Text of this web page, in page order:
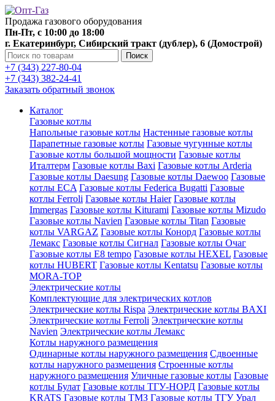
Продажа газового оборудования
Пн-Пт, с 10:00 до 18:00
г. Екатеринбург, Сибирский тракт (дублер), 6 (Домострой)
Поиск
+7 (343) 227-80-04
+7 (343) 382-24-41
Заказать обратный звонок
Каталог
Газовые котлы
Напольные газовые котлы Настенные газовые котлы
Парапетные газовые котлы Газовые чугунные котлы
Газовые котлы большой мощности Газовые котлы
Италтерм Газовые котлы Baxi Газовые котлы Arderia
Газовые котлы Daesung Газовые котлы Daewoo Газовые
котлы ECA Газовые котлы Federica Bugatti Газовые
котлы Ferroli Газовые котлы Haier Газовые котлы
Immergas Газовые котлы Kiturami Газовые котлы Mizudo
Газовые котлы Navien Газовые котлы Titan Газовые
котлы VARGAZ Газовые котлы Конорд Газовые котлы
Лемакс Газовые котлы Сигнал Газовые котлы Очаг
Газовые котлы E8 tempo Газовые котлы HEXEL Газовые
котлы HUBERT Газовые котлы Kentatsu Газовые котлы
MORA-TOP
Электрические котлы
Комплектующие для электрических котлов
Электрические котлы Rispa Электрические котлы BAXI
Электрические котлы Ferroli Электрические котлы
Navien Электрические котлы Лемакс
Котлы наружного размещения
Одинарные котлы наружного размещения Сдвоенные
котлы наружного размещения Строенные котлы
наружного размещения Уличные газовые котлы Газовые
котлы Булат Газовые котлы ТГУ-НОРД Газовые котлы
KRATS Газовые котлы ТМЗ Газовые котлы ТГУ Урал